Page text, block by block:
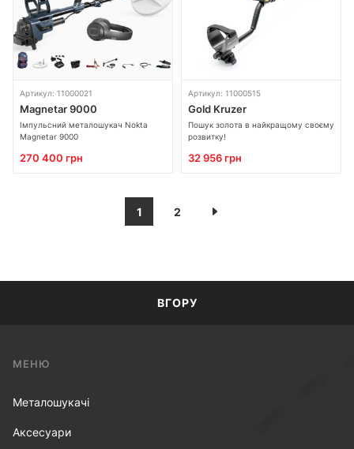
Артикул: 11000021
Magnetar 9000
Імпульсний металошукач Nokta
Magnetar 9000
270 400 грн
Артикул: 11000515
Gold Kruzer
Пошук золота в найкращому своєму
розвитку!
32 956 грн
1 2
ВГОРУ
МЕНЮ
Металошукачі
Аксесуари